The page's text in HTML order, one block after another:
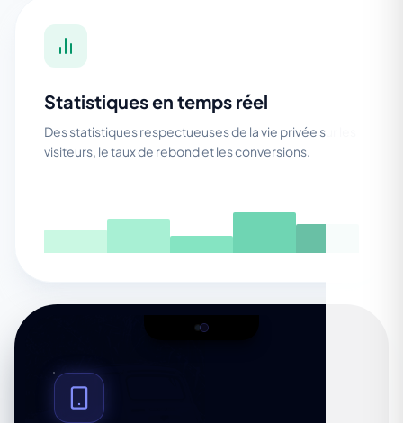
Statistiques en temps réel
Des statistiques respectueuses de la vie privée sur les
visiteurs, le taux de rebond et les conversions.